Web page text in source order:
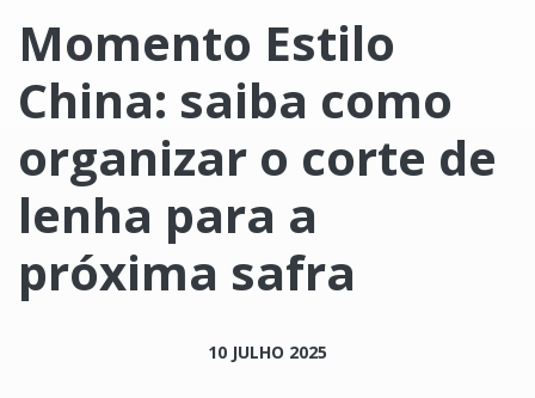
Momento Estilo
China: saiba como
organizar o corte de
lenha para a
próxima safra
10 JULHO 2025